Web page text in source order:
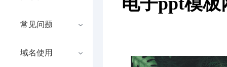
常见问题
域名使用